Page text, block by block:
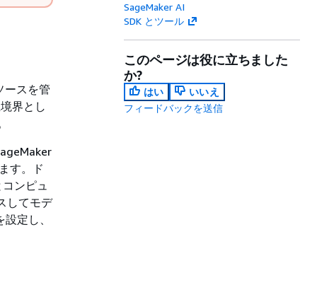
ースを管
界とし
す。ド
ンピュ
してモデ
定し、
SageMaker AI
SDK とツール
このページは役に立ちました
か?
はい
いいえ
フィードバックを送信